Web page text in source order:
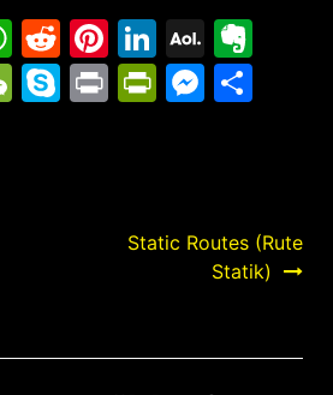
WhatsApp
Reddit
Pinterest
LinkedIn
AOL
Mail
WeChat
Skype
Print
Static Routes (Rute
Statik)